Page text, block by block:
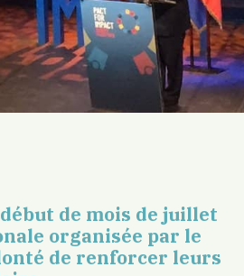
de mois de juillet
organisée par le
de renforcer leurs